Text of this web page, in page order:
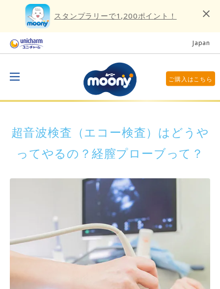
スタンプラリーで1,200ポイント！
Japan
ご購入はこちら
超音波検査（エコー検査）はどうや
ってやるの？経膣プローブって？